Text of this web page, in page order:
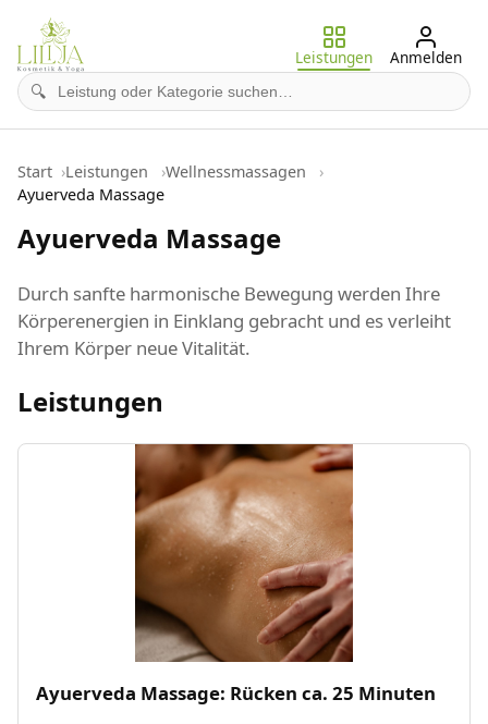
🔍
Leistungen Anmelden
Start Leistungen
Wellnessmassagen
Ayuerveda Massage
Ayuerveda Massage
Durch sanfte harmonische Bewegung werden Ihre
Körperenergien in Einklang gebracht und es verleiht
Ihrem Körper neue Vitalität.
Leistungen
Ayuerveda Massage: Rücken ca. 25 Minuten